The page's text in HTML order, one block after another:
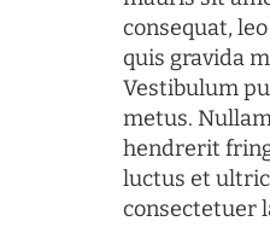
consequat,
quis gravida
Vestibulum
metus.
hendrerit
luctus et
consectetuer